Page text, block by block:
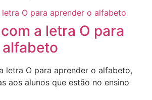
a letra O para
letra O para aprender o alfabeto,
aos alunos que estão no ensino